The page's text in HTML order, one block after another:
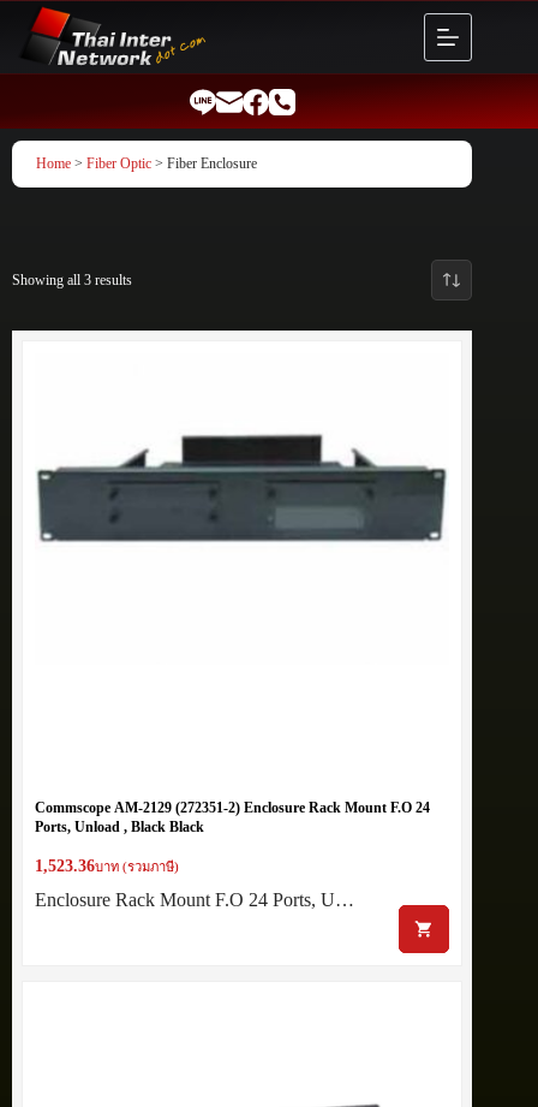
content
Home > Fiber Optic > Fiber Enclosure
Showing all 3 results
Commscope AM-2129 (272351-2) Enclosure Rack Mount F.O 24
Ports, Unload , Black Black
1,523.36บาท (รวมภาษี)
Enclosure Rack Mount F.O 24 Ports, U…